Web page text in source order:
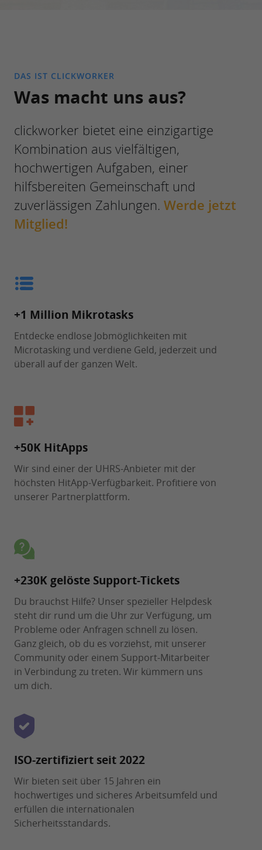
DAS IST CLICKWORKER
Was macht uns aus?
clickworker bietet eine einzigartige
Kombination aus vielfältigen,
hochwertigen Aufgaben, einer
hilfsbereiten Gemeinschaft und
zuverlässigen Zahlungen. Werde jetzt
Mitglied!
+1 Million Mikrotasks
Entdecke endlose Jobmöglichkeiten mit
Microtasking und verdiene Geld, jederzeit und
überall auf der ganzen Welt.
+50K HitApps
Wir sind einer der UHRS-Anbieter mit der
höchsten HitApp-Verfügbarkeit. Profitiere von
unserer Partnerplattform.
+230K gelöste Support-Tickets
Du brauchst Hilfe? Unser spezieller Helpdesk
steht dir rund um die Uhr zur Verfügung, um
Probleme oder Anfragen schnell zu lösen.
Ganz gleich, ob du es vorziehst, mit unserer
Community oder einem Support-Mitarbeiter
in Verbindung zu treten. Wir kümmern uns
um dich.
ISO-zertifiziert seit 2022
Wir bieten seit über 15 Jahren ein
hochwertiges und sicheres Arbeitsumfeld und
erfüllen die internationalen
Sicherheitsstandards.